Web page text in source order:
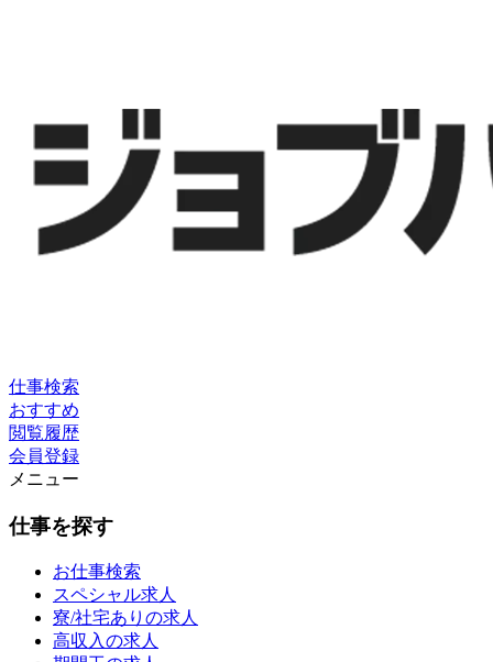
仕事検索
おすすめ
閲覧履歴
会員登録
メニュー
仕事を探す
お仕事検索
スペシャル求人
寮/社宅ありの求人
高収入の求人